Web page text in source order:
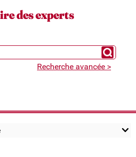
des experts
Chercher
Recherche avancée >